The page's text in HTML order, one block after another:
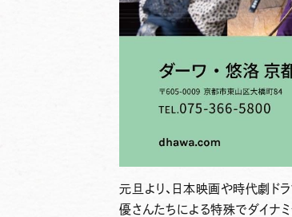
元旦より、日本映画や時代劇ド
優さんたちによる特殊でダイナ